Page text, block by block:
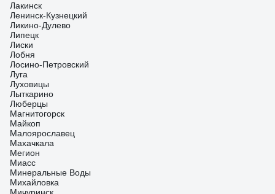
Лакинск
Ленинск-Кузнецкий
Ликино-Дулево
Липецк
Лиски
Лобня
Лосино-Петровский
Луга
Луховицы
Лыткарино
Люберцы
Магнитогорск
Майкоп
Малоярославец
Махачкала
Мегион
Миасс
Минеральные Воды
Михайловка